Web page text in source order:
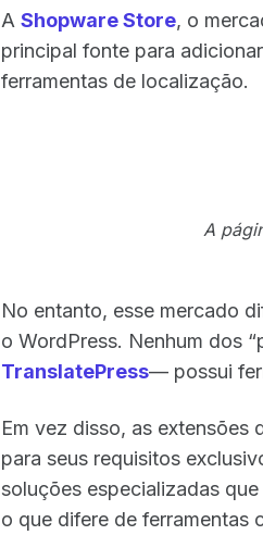
A Shopware Store, o
principal fonte para
ferramentas de localização.
A
No entanto, esse mercado
o WordPress. Nenhum dos
TranslatePress— possui
Em vez disso, as extensões
para seus requisitos
soluções especializadas
o que difere de ferramentas